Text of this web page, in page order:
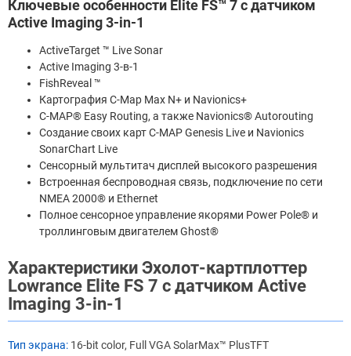
Ключевые особенности Elite FS™ 7 с датчиком
Active Imaging 3-in-1
ActiveTarget ™ Live Sonar
Active Imaging 3-в-1
FishReveal ™
Картография С-Map Max N+ и Navionics+
C-MAP® Easy Routing, а также Navionics® Autorouting
Создание своих карт C-MAP Genesis Live и Navionics
SonarChart Live
Сенсорный мультитач дисплей высокого разрешения
Встроенная беспроводная связь, подключение по сети
NMEA 2000® и Ethernet
Полное сенсорное управление якорями Power Pole® и
троллинговым двигателем Ghost®
Характеристики Эхолот-картплоттер
Lowrance Elite FS 7 с датчиком Active
Imaging 3-in-1
Тип экрана: 16-bit color, Full VGA SolarMax™ PlusTFT